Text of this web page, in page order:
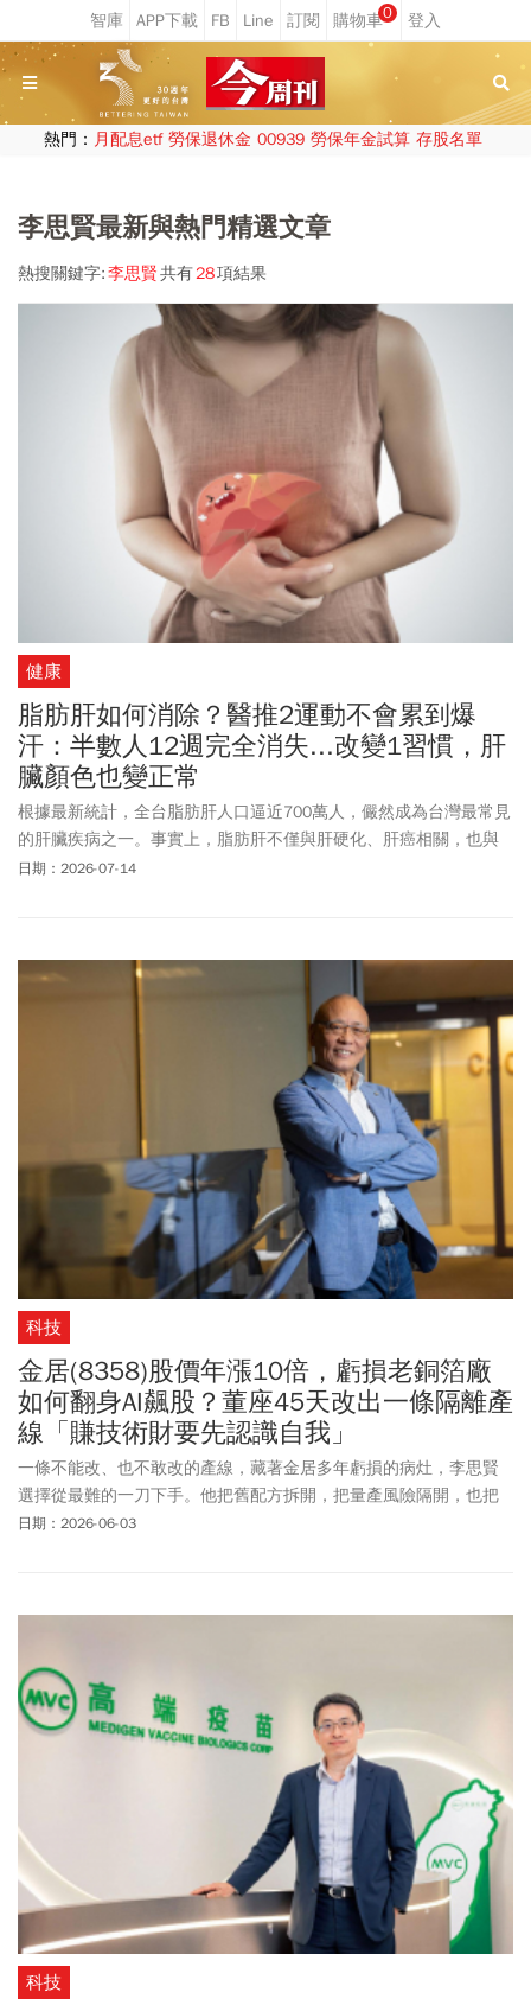
0
熱門： 月配息etf 勞保退休金 00939 勞保年金試算 存股名單
李思賢最新與熱門精選文章
熱搜關鍵字:李思賢共有28項結果
健康
脂肪肝如何消除？醫推2運動不會累到爆
汗：半數人12週完全消失...改變1習慣，肝
臟顏色也變正常
根據最新統計，全台脂肪肝人口逼近700萬人，儼然成為台灣最常見
的肝臟疾病之一。事實上，脂肪肝不僅與肝硬化、肝癌相關，也與
心血管疾病風險密切相關。醫師指出，很多人以為要消除脂肪肝，
日期：2026-07-14
科技
金居(8358)股價年漲10倍，虧損老銅箔廠
如何翻身AI飆股？董座45天改出一條隔離產
線「賺技術財要先認識自我」
一條不能改、也不敢改的產線，藏著金居多年虧損的病灶，李思賢
選擇從最難的一刀下手。他把舊配方拆開，把量產風險隔開，也把
一家老銅箔廠推向新的技術路口。
日期：2026-06-03
科技